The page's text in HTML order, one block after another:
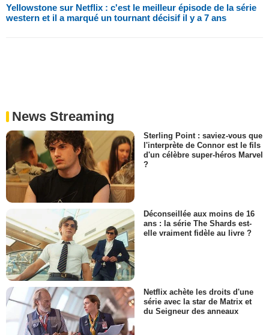
Yellowstone sur Netflix : c'est le meilleur épisode de la série
western et il a marqué un tournant décisif il y a 7 ans
News Streaming
Sterling Point : saviez-vous que
l'interprète de Connor est le fils
d'un célèbre super-héros Marvel
?
Déconseillée aux moins de 16
ans : la série The Shards est-
elle vraiment fidèle au livre ?
Netflix achète les droits d'une
série avec la star de Matrix et
du Seigneur des anneaux